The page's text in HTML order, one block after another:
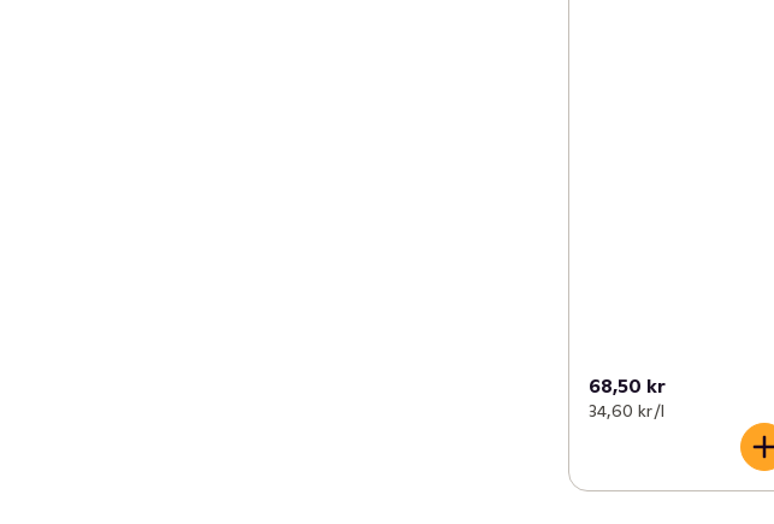
68,50 kr
34,60 kr /l